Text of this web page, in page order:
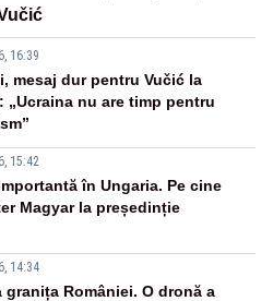
16:39
mesaj dur pentru Vučić la
„Ucraina nu are timp pentru
15:42
în Ungaria. Pe cine
Magyar la președinție
14:34
granița României. O dronă a